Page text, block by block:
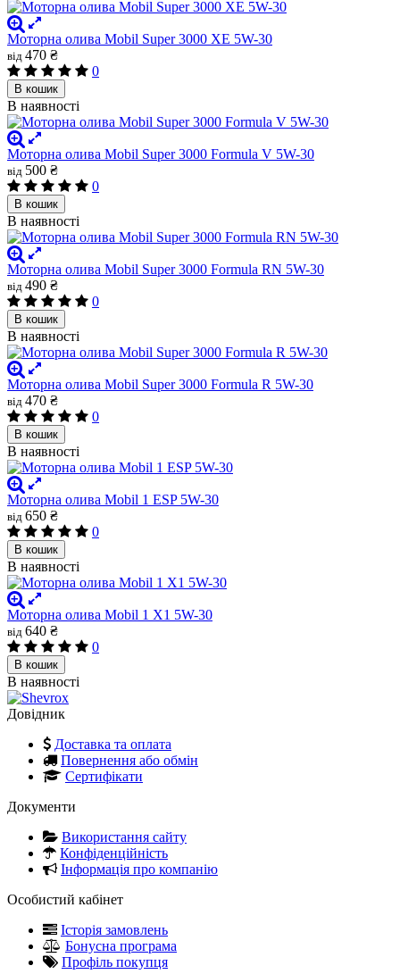
Моторна олива Mobil Super 3000 XE 5W-30
від 470 ₴
0
В кошик
В наявності
Моторна олива Mobil Super 3000 Formula V 5W-30
від 500 ₴
0
В кошик
В наявності
Моторна олива Mobil Super 3000 Formula RN 5W-30
від 490 ₴
0
В кошик
В наявності
Моторна олива Mobil Super 3000 Formula R 5W-30
від 470 ₴
0
В кошик
В наявності
Моторна олива Mobil 1 ESP 5W-30
від 650 ₴
0
В кошик
В наявності
Моторна олива Mobil 1 X1 5W-30
від 640 ₴
0
В кошик
В наявності
Довідник
Доставка та оплата
Повернення або обмін
Сертифікати
Документи
Використання сайту
Конфіденційність
Інформація про компанію
Особистий кабінет
Історія замовлень
Бонусна програма
Профіль покупця